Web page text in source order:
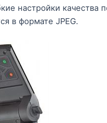
настройки качества
в формате JPEG.